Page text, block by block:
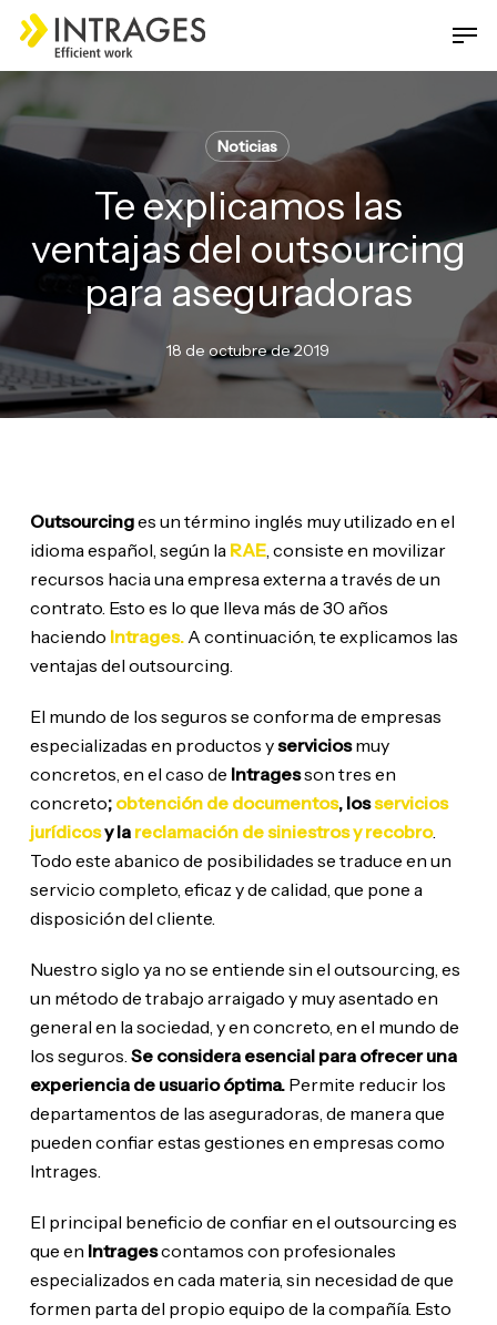
Skip
main
content
Noticias
Te explicamos las
ventajas del outsourcing
para aseguradoras
18 de octubre de 2019
Outsourcinges un término inglés muy utilizado en el
idioma español, según la RAE, consiste en movilizar
recursos hacia una empresa externa a través de un
contrato. Esto es lo que lleva más de 30 años
haciendo Intrages.A continuación, te explicamos las
ventajas del outsourcing.
El mundo de los seguros se conforma de empresas
especializadas en productos yserviciosmuy
concretos, en el caso de Intragesson tres en
concreto; obtención de documentos, losservicios
jurídicosy la reclamación de siniestros y recobro.
Todo este abanico de posibilidades se traduce en un
servicio completo, eficaz y de calidad, que pone a
disposición del cliente.
Nuestro siglo ya no se entiende sin el outsourcing, es
un método de trabajo arraigado y muy asentado en
general en la sociedad, y en concreto, en el mundo de
los seguros. Se considera esencial para ofrecer una
experiencia de usuario óptima.Permite reducir los
departamentos de las aseguradoras, de manera que
pueden confiar estas gestiones en empresas como
Intrages.
El principal beneficio de confiar en el outsourcing es
que en Intragescontamos con profesionales
especializados en cada materia, sin necesidad de que
formen parta del propio equipo de la compañía. Esto
Close